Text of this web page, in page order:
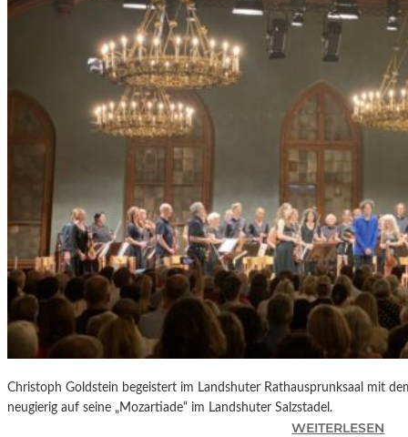
Christoph Goldstein begeistert im Landshuter Rathausprunksaal mit
neugierig auf seine „Mozartiade“ im Landshuter Salzstadel.
WEITERLESEN